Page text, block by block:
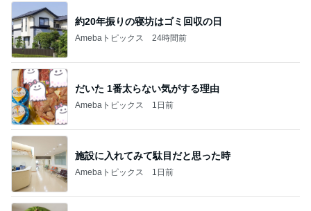
約20年振りの寝坊はゴミ回収の日
Amebaトピックス 24時間前
だいた 1番太らない気がする理由
Amebaトピックス 1日前
施設に入れてみて駄目だと思った時
Amebaトピックス 1日前